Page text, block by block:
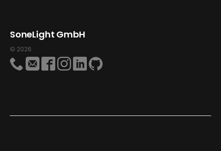
SoneLight GmbH
© 2026